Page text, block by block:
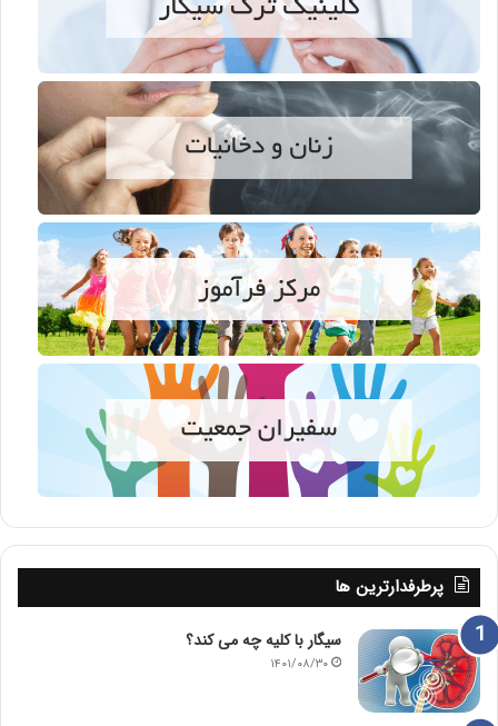
پرطرفدارترین ها
سیگار با کلیه چه می کند؟
۱۴۰۱/۰۸/۳۰